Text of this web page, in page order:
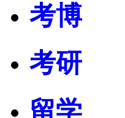
考博
考研
留学